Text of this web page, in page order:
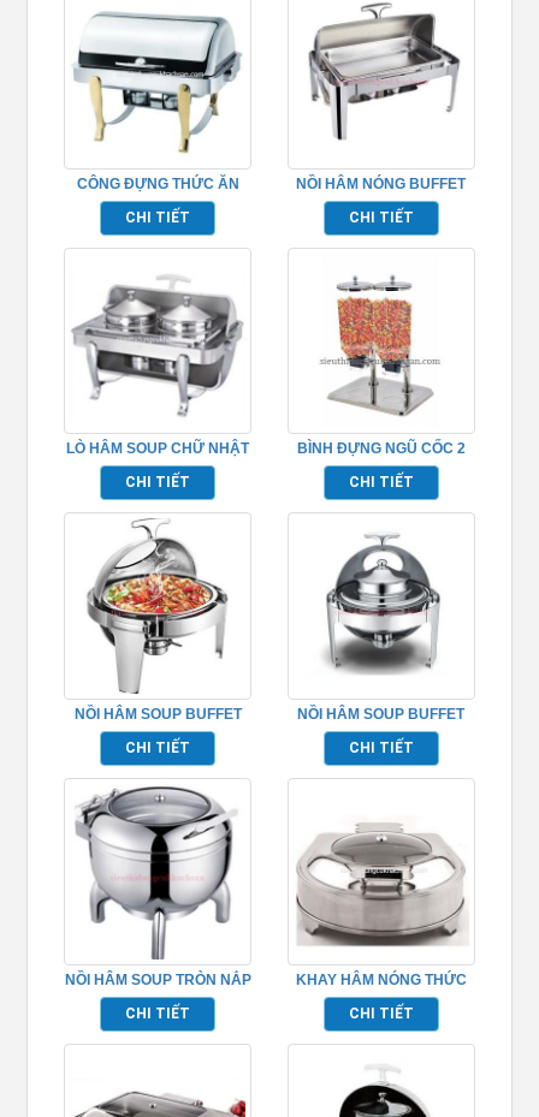
CÔNG ĐỰNG THỨC ĂN
BUFFET – TP697027
CHI TIẾT
NỒI HÂM NÓNG BUFFET
HÌNH CHỮ NHẬT
TP697001
CHI TIẾT
LÒ HÂM SOUP CHỮ NHẬT
– TP697024
CHI TIẾT
BÌNH ĐỰNG NGŨ CỐC 2
NGĂN INOX TP697050
CHI TIẾT
NỒI HÂM SOUP BUFFET
HÌNH TRÒN NẮP KÍNH
TP697007
CHI TIẾT
NỒI HÂM SOUP BUFFET
TP697008
CHI TIẾT
NỒI HÂM SOUP TRÒN NẮP
KIẾNG – TP697019
CHI TIẾT
KHAY HÂM NÓNG THỨC
ĂN BUFFET TP697010
CHI TIẾT